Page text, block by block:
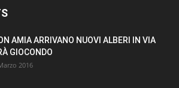
AMIA ARRIVANO NUOVI ALBERI IN VIA
GIOCONDO
2016